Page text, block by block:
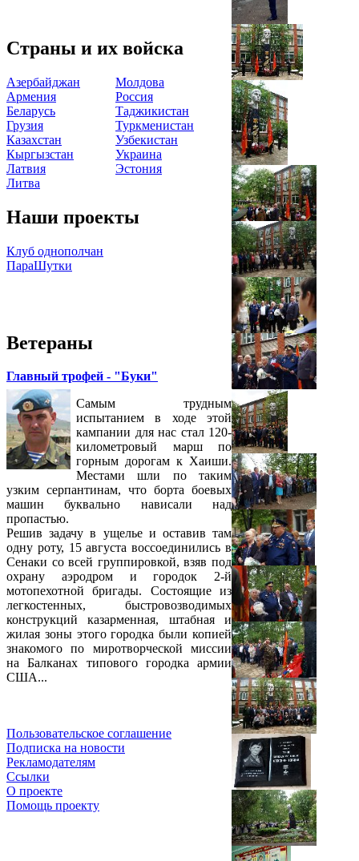
Страны и их войска
Азербайджан
Армения
Беларусь
Грузия
Казахстан
Кыргызстан
Латвия
Литва
Молдова
Россия
Таджикистан
Туркменистан
Узбекистан
Украина
Эстония
Наши проекты
Клуб однополчан
ПараШутки
Ветераны
Главный трофей - "Буки"
Самым трудным
испытанием в ходе этой
кампании для нас стал 120-
километровый марш по
горным дорогам к Хаиши.
Местами шли по таким
узким серпантинам, что борта боевых
машин буквально нависали над
пропастью.
Решив задачу в ущелье и оставив там
одну роту, 15 августа воссоединились в
Сенаки со всей группировкой, взяв под
охрану аэродром и городок 2-й
мотопехотной бригады. Состоящие из
легкостенных, быстровозводимых
конструкций казарменная, штабная и
жилая зоны этого городка были копией
знакомого по миротворческой миссии
на Балканах типового городка армии
США...
Пользовательское соглашение
Подписка на новости
Рекламодателям
Ссылки
О проекте
Помощь проекту